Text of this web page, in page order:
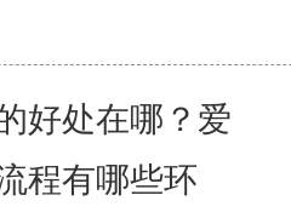
好处在哪？爱
程有哪些环